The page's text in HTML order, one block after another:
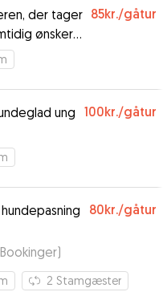
der tager
ønsker
85kr./gåtur
ung 100kr./gåtur
80kr./gåtur
Bookinger)
2 Stamgæster